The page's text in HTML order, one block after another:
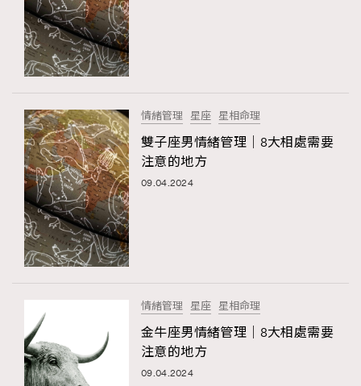
情緒管理 星座 星相命理
雙子座男情緒管理｜8大相處需要
注意的地方
09.04.2024
情緒管理 星座 星相命理
金牛座男情緒管理｜8大相處需要
注意的地方
09.04.2024